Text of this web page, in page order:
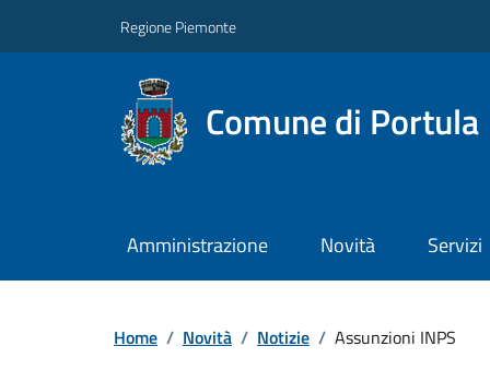
Regione Piemonte
Comune di Portula
Amministrazione Novità Servizi
Home / Novità / Notizie / Assunzioni INPS